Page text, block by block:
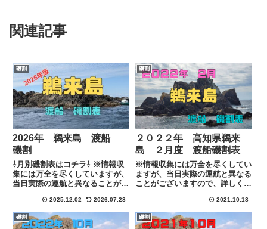
関連記事
磯割
2026年 鵜来島 渡船
磯割
⇩月別磯割表はコチラ⇩ ※情報収
集には万全を尽くしていますが、
当日実際の運航と異なることがご
下記のリンクにある連絡先にて直
接ご確認お願い致します。
2025.12.02 2026.07.28
磯割
２０２２年 高知県鵜来
島 ２月度 渡船磯割表
※情報収集には万全を尽くしてい
ますが、当日実際の運航と異なる
ことがございますので、詳しくは
先にて直接ご確認お願い致しま
す。
2021.10.18
磯割 磯割